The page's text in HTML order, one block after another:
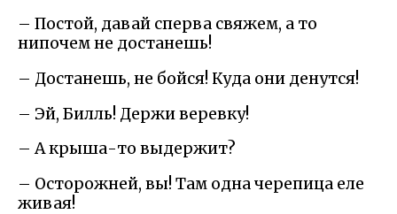
– Постой, давай сперва свяжем, а то
нипочем не достанешь!
– Достанешь, не бойся! Куда они денутся!
– Эй, Билль! Держи веревку!
– А крыша-то выдержит?
– Осторожней, вы! Там одна черепица еле
живая!